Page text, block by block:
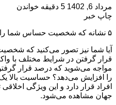
مرداد 6, 1402
5 دقیقه خواندن
چاپ خبر
۵ نشانه که شخصیت حساس شما را آشکار می کند
آیا شما نیز تصور می‌کنید که
قرار گرفتن در شرایط مختلف با
مواجه می‌شوید که درصد قرار
را افزایش می‌دهد؟ حساسیت بالا
جهان مشاهده می‌شود.